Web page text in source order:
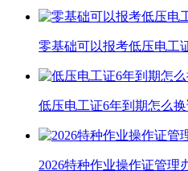
零基础可以报考低压电工
低压电工证6年到期怎么
2026特种作业操作证管理